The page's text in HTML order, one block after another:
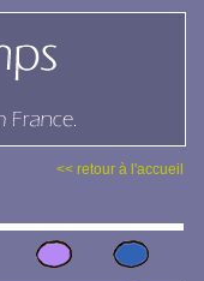
<< retour à l'accueil